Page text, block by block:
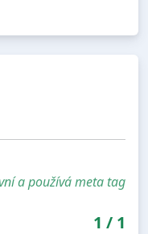
a používá meta tag
1 / 1